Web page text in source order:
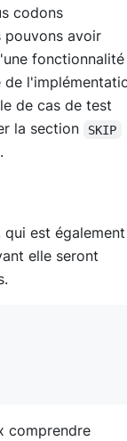
codons
pouvons avoir
fonctionnalité
de cas de test
la section
SKIP
qui est
elle seront
comprendre